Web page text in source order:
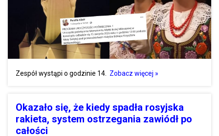
Zespół wystąpi o godzinie 14. Zobacz więcej »
Okazało się, że kiedy spadła rosyjska
rakieta, system ostrzegania zawiódł po
całości